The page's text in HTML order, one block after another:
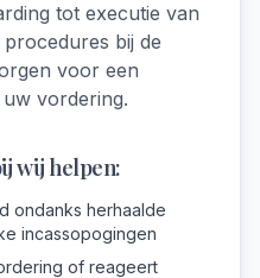
tot executie van
bij de
voor een
vordering.
wij helpen:
ondanks herhaalde
incassopogingen
of reageert